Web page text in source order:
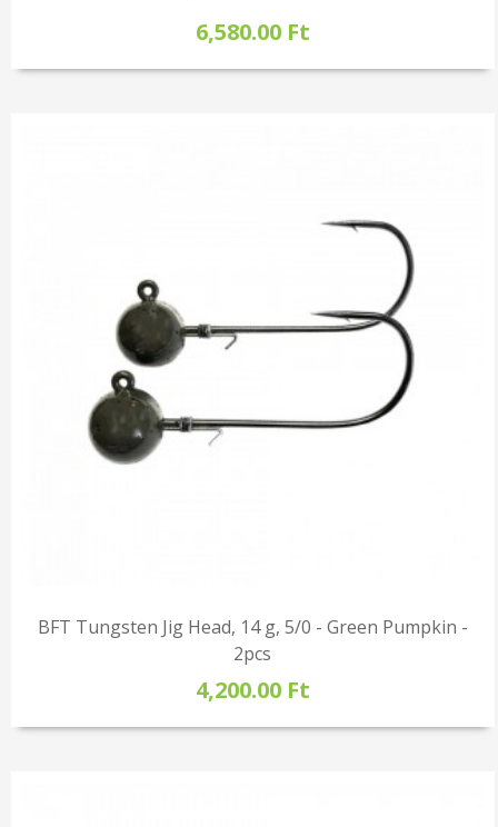
6,580.00 Ft
BFT Tungsten Jig Head, 14 g, 5/0 - Green Pumpkin -
2pcs
4,200.00 Ft